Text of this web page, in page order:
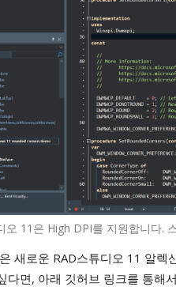
오 11은 High DPI를 지원합니다.
새로운 RAD스튜디오 11 알
다면, 아래 깃허브 링크를 통해